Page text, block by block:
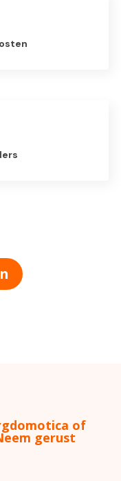
of
gerust